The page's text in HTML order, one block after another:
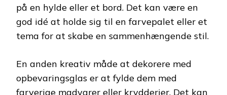
på en hylde eller et bord. Det kan være en
god idé at holde sig til en farvepalet eller et
tema for at skabe en sammenhængende stil.
En anden kreativ måde at dekorere med
opbevaringsglas er at fylde dem med
farverige madvarer eller krydderier. Det kan